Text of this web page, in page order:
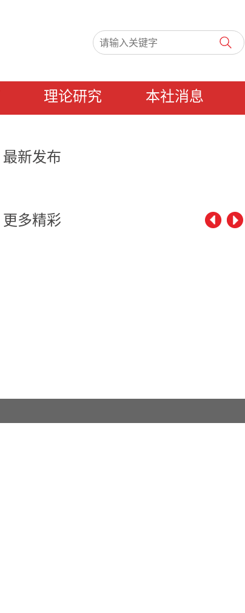
理论研究 本社消息
最新发布
更多精彩